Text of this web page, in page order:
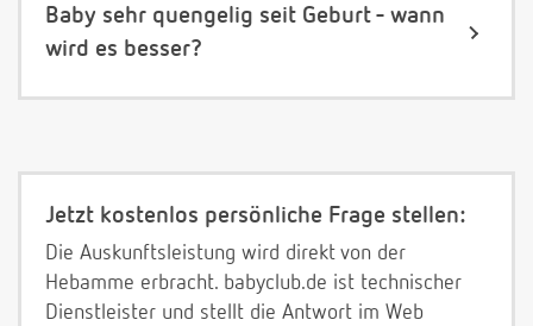
Baby sehr quengelig seit Geburt - wann
wird es besser?
Jetzt kostenlos persönliche Frage stellen:
Die Auskunftsleistung wird direkt von der
Hebamme erbracht. babyclub.de ist technischer
Dienstleister und stellt die Antwort im Web